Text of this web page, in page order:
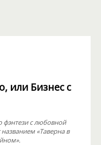
или Бизнес с
фэнтези с любовной
«Таверна в